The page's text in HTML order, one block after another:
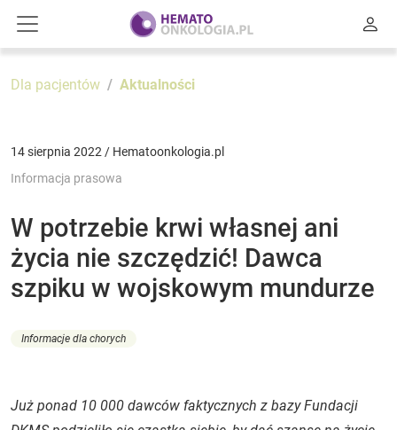
Dla pacjentów Aktualności
14 sierpnia 2022 / Hematoonkologia.pl
Informacja prasowa
W potrzebie krwi własnej ani
życia nie szczędzić! Dawca
szpiku w wojskowym mundurze
Informacje dla chorych
Już ponad 10 000 dawców faktycznych z bazy Fundacji